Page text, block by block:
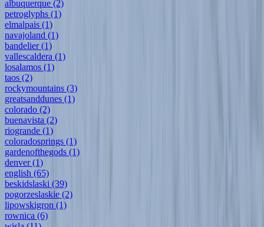
albuquerque (2)
petroglyphs (1)
elmalpais (1)
navajoland (1)
bandelier(1)
vallescaldera (1)
losalamos (1)
taos (2)
rockymountains (3)
greatsanddunes (1)
colorado (2)
buenavista (2)
riogrande (1)
coloradosprings (1)
gardenofthegods (1)
denver(1)
english (65)
beskidslaski (39)
pogorzeslaskie (2)
lipowskigron (1)
rownica (6)